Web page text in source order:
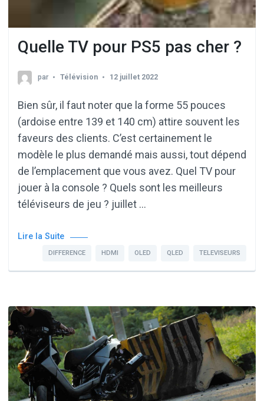
Quelle TV pour PS5 pas cher ?
par Télévision 12 juillet 2022
Bien sûr, il faut noter que la forme 55 pouces
(ardoise entre 139 et 140 cm) attire souvent les
faveurs des clients. C’est certainement le
modèle le plus demandé mais aussi, tout dépend
de l’emplacement que vous avez. Quel TV pour
jouer à la console ? Quels sont les meilleurs
téléviseurs de jeu ? juillet …
Lire la Suite
DIFFERENCE HDMI OLED QLED TELEVISEURS